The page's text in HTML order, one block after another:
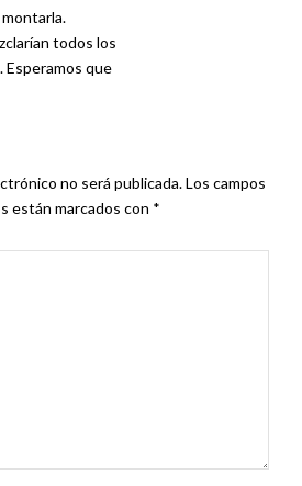
todos los
que
no será publicada.Los campos
están marcados con *